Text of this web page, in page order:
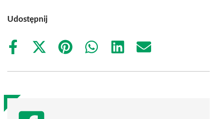
Udostępnij
Share
Share
(Twitter)
Share
Share
Share
Share